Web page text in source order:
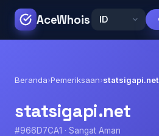
AceWhois
Beranda›Pemeriksaan›statsigapi.net
statsigapi.net
#966D7CA1 · Sangat Aman